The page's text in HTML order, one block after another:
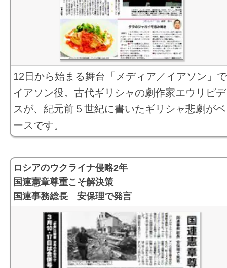
12日から始まる舞台「メディア／イアソン」で
イアソン役。古代ギリシャの劇作家エウリピデ
スが、紀元前５世紀に書いたギリシャ悲劇がベ
ースです。
ロシアのウクライナ侵略2年
国連憲章尊重こそ解決策
国連事務総長 安保理で発言